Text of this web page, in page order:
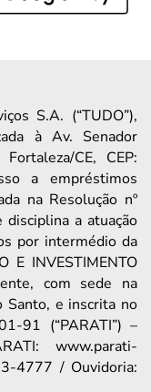
S.A. (“TUDO”),
à Av. Senador
CE, CEP:
a empréstimos
na Resolução nº
a atuação
por intermédio da
E INVESTIMENTO
com sede na
Santo, e inscrita no
91 (“PARATI”) –
www.parati-
4777 / Ouvidoria: